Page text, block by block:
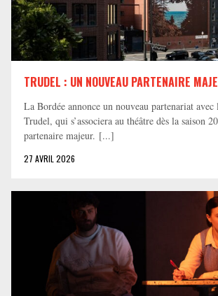
TRUDEL : UN NOUVEAU PARTENAIRE
La Bordée annonce un nouveau partenariat avec
Trudel, qui s’associera au théâtre dès la saison
partenaire majeur. [...]
27 AVRIL 2026